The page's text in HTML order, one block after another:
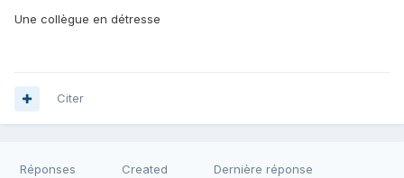
Une collègue en détresse
Citer
Réponses Created Dernière réponse